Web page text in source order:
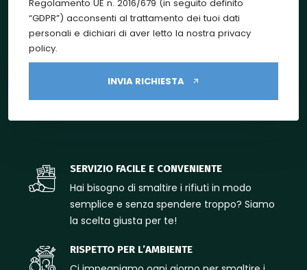
Regolamento UE n. 2016/679 (in seguito definito
“GDPR”) acconsenti al trattamento dei tuoi dati
personali e dichiari di aver letto la nostra privacy
policy.
INVIA RICHIESTA
SERVIZIO FACILE E CONVENIENTE
Hai bisogno di smaltire i rifiuti in modo
semplice e senza spendere troppo? Siamo
la scelta giusta per te!
RISPETTO PER L’AMBIENTE